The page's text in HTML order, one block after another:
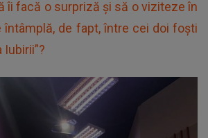
îi facă o surpriză și să o viziteze în
întâmplă, de fapt, între cei doi foști